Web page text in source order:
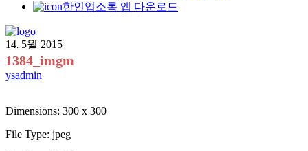
한인업소록 앱 다운로드
14. 5월 2015
1384_imgm
ysadmin
Dimensions: 300 x 300
File Type: jpeg